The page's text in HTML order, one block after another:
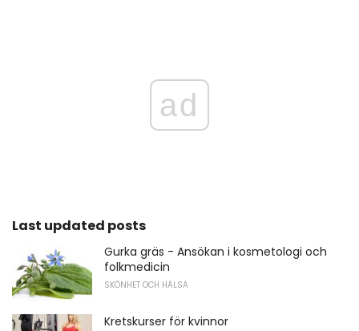
ad
Last updated posts
Gurka gräs - Ansökan i kosmetologi och
folkmedicin
SKÖNHET OCH HÄLSA
Kretskurser för kvinnor